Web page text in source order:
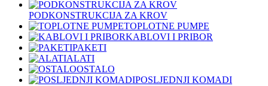
PODKONSTRUKCIJA ZA KROV
TOPLOTNE PUMPE
KABLOVI I PRIBOR
PAKETI
ALATI
OSTALO
POSLJEDNJI KOMADI